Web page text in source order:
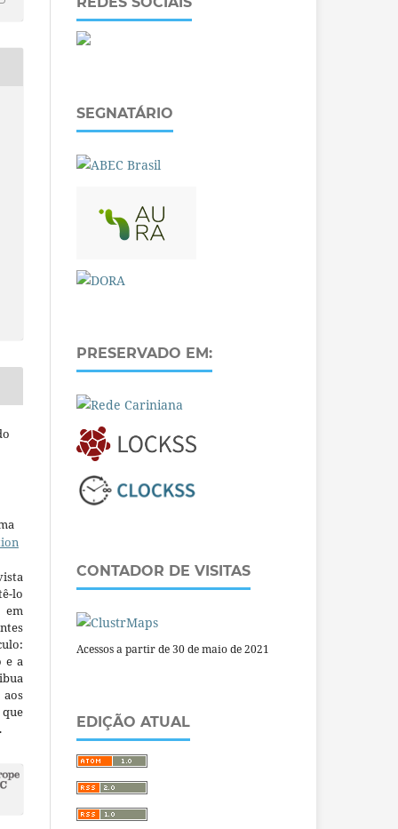
lo
em
e a
SEGNATÁRIO
PRESERVADO EM:
CONTADOR DE VISITAS
Acessos a partir de 30 de maio de 2021
EDIÇÃO ATUAL